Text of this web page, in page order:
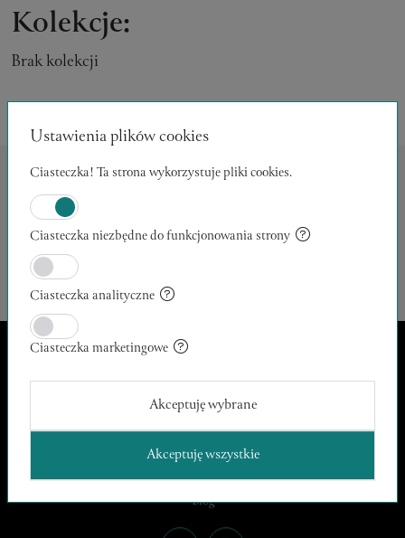
Kolekcje:
Brak kolekcji
Archiwum prac:
Nie znaleziono produktów spełniających wybrane kryteria.
Apeiron Arte
kontakt@apeironarte.pl
O nas
Regulamin
Polityka prywatności
Blog
Ustawienia plików cookies
Ciasteczka! Ta strona wykorzystuje pliki cookies.
Ciasteczka niezbędne do funkcjonowania strony
Ciasteczka analityczne
Ciasteczka marketingowe
Akceptuję wybrane
Akceptuję wszystkie